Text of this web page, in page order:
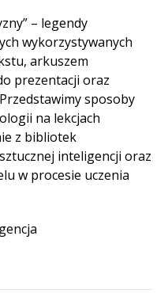
– legendy
wykorzystywanych
arkuszem
prezentacji oraz
sposoby
na lekcjach
z bibliotek
inteligencji oraz
w procesie uczenia